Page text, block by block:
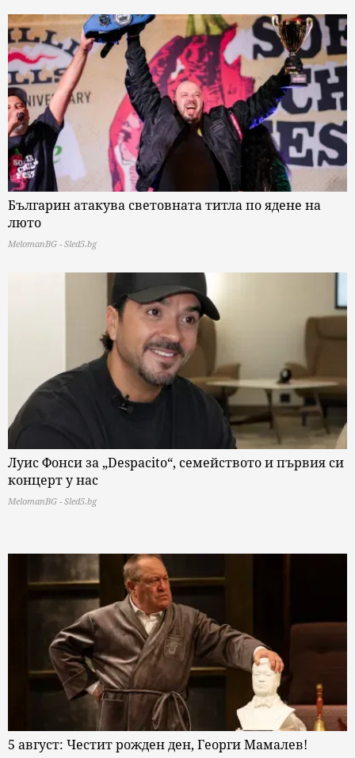
Българин атакува световната титла по ядене на
люто
MelomanBG - Sled5.bg
Луис Фонси за „Despacito“, семейството и първия си
концерт у нас
MelomanBG - Sled5.bg
5 август: Честит рожден ден, Георги Мамалев!